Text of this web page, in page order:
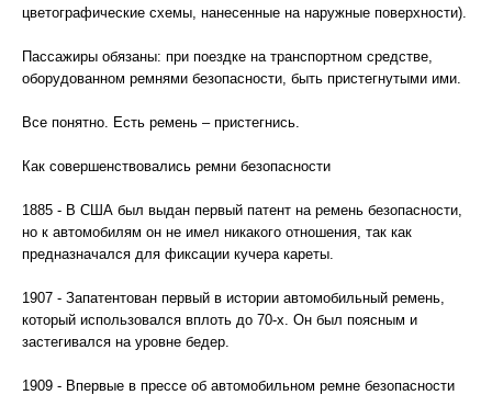
цветографические схемы, нанесенные на наружные поверхности).
Пассажиры обязаны: при поездке на транспортном средстве,
оборудованном ремнями безопасности, быть пристегнутыми ими.
Все понятно. Есть ремень – пристегнись.
Как совершенствовались ремни безопасности
1885 - В США был выдан первый патент на ремень безопасности,
но к автомобилям он не имел никакого отношения, так как
предназначался для фиксации кучера кареты.
1907 - Запатентован первый в истории автомобильный ремень,
который использовался вплоть до 70-х. Он был поясным и
застегивался на уровне бедер.
1909 - Впервые в прессе об автомобильном ремне безопасности